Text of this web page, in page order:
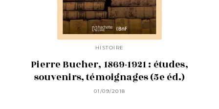
HISTOIRE
Pierre Bucher, 1869-1921 : études,
souvenirs, témoignages (5e éd.)
01/09/2018